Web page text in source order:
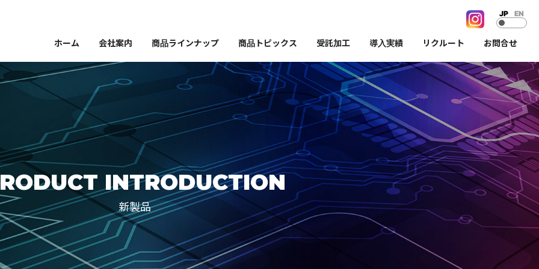
JP EN
ホーム 会社案内 商品ラインナップ 商品トピックス 受託加工 導入実績 リクルート お問合せ
INTRODUCTION
新製品